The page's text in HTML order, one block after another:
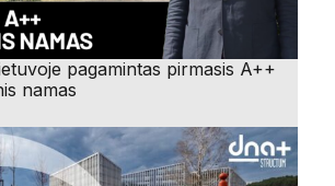
pagamintas pirmasis A++
namas